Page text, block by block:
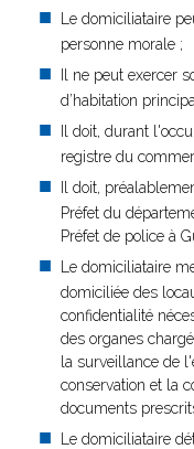
Le domiciliataire
personne morale ;
Il ne peut exercer
d’habitation
Il doit, durant
registre du
Il doit,
Préfet du
Préfet de police à
Le domiciliataire
domiciliée des
confidentialité
des organes
la surveillance de
conservation et la
documents
Le domiciliataire